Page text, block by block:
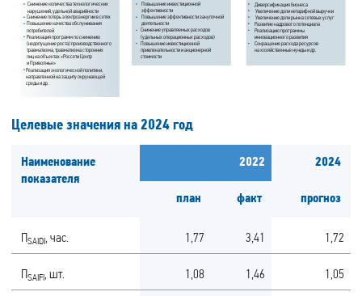
Снижение количества технологических
нарушений, удельной аварийности
Снижение потерь электроэнергии в сетях
Повышение качества обслуживания
потребителей
Реализация программ по снижению
(недопущение роста) производственного
травматизма, травматизма сторонних
лиц на объектах «Россети Центр
и Приволжье»
Реализация экологической политики,
направленной на защиту окружающей
среды и др.
Повышение инвестиционной
эффективности
Повышение эффективности закупочной
деятельности
Снижение управляемых расходов
(удельных операционных расходов)
Повышение инвестиционной
привлекательности и акционерной
стоимости
Диверсификация бизнеса
Увеличение доли нетарифной выручки
Увеличение доли рынка сетевых услуг
Развитие кадрового потенциала
Реализацию программы
инновационного развития
Сокращение расхода ресурсов
на хозяйственные нужды и др.
Целевые значения на 2024 год
Наименование
показателя
2022 2024
план факт прогноз
ПSAIDI, час. 1,77 3,41 1,72
ПSAIFI, шт. 1,08 1,46 1,05